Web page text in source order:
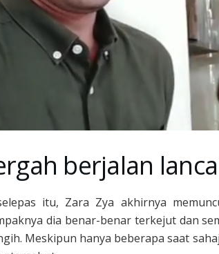
berjalan
itu, Zara Zya akhirnya
dia benar-benar terkejut dan
Meskipun hanya beberapa saat